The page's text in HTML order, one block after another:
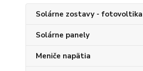
Solárne zostavy - fotovoltika
Solárne panely
Meniče napätia